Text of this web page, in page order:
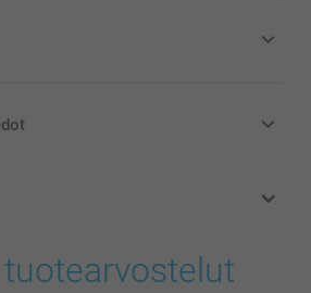
sisältävät arvonlisäveron ja